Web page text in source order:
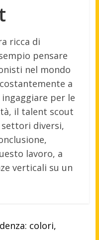
ricca di
pensare
nel mondo
a
per le
il talent scout
diversi,
lavoro, a
verticali su un
colori,